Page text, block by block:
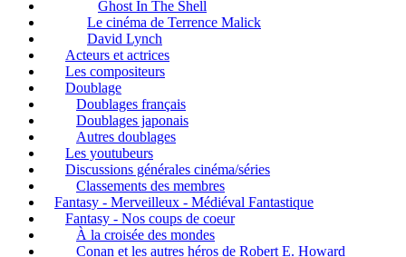
Ghost In The Shell
Le cinéma de Terrence Malick
David Lynch
Acteurs et actrices
Les compositeurs
Doublage
Doublages français
Doublages japonais
Autres doublages
Les youtubeurs
Discussions générales cinéma/séries
Classements des membres
Fantasy - Merveilleux - Médiéval Fantastique
Fantasy - Nos coups de coeur
À la croisée des mondes
Conan et les autres héros de Robert E. Howard